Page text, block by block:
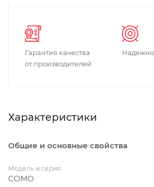
Гарантия качества
от производителей
Характеристики
Общие и основные свойства
Модель и серия
COMO